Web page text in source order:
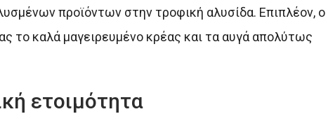
προϊόντων στην τροφική αλυσίδα. Επιπλέον, ο
το καλά μαγειρευμένο κρέας και τα αυγά απολύτως
ετοιμότητα